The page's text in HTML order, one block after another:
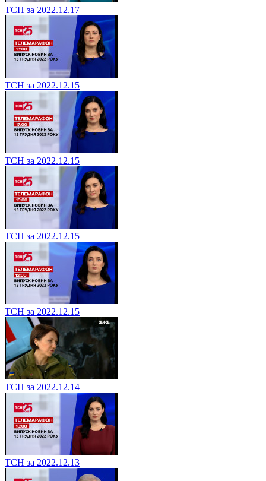
ТСН за 2022.12.17
ТСН за 2022.12.15
ТСН за 2022.12.15
ТСН за 2022.12.15
ТСН за 2022.12.15
ТСН за 2022.12.14
ТСН за 2022.12.13